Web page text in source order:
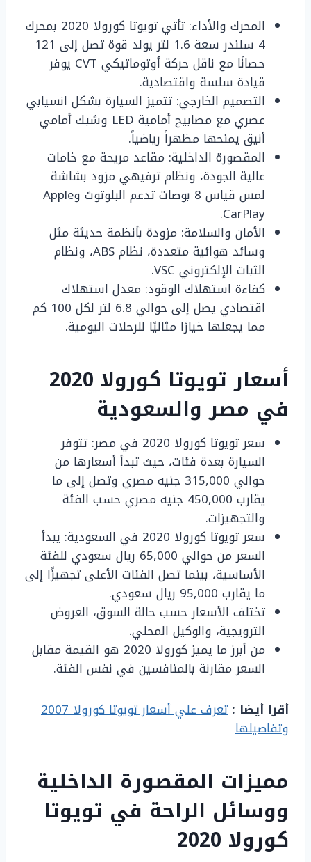
المحرك والأداء: تأتي تويوتا كورولا 2020 بمحرك
4 سلندر سعة 1.6 لتر يولد قوة تصل إلى 121
حصانًا مع ناقل حركة أوتوماتيكي CVT يوفر
قيادة سلسة واقتصادية.
التصميم الخارجي: تتميز السيارة بشكل انسيابي
عصري مع مصابيح أمامية LED وشبك أمامي
أنيق يمنحها مظهراً رياضياً.
المقصورة الداخلية: مقاعد مريحة مع خامات
عالية الجودة، ونظام ترفيهي مزود بشاشة
لمس قياس 8 بوصات تدعم البلوتوث وApple
CarPlay.
الأمان والسلامة: مزودة بأنظمة حديثة مثل
وسائد هوائية متعددة، نظام ABS، ونظام
الثبات الإلكتروني VSC.
كفاءة استهلاك الوقود: معدل استهلاك
اقتصادي يصل إلى حوالي 6.8 لتر لكل 100 كم
مما يجعلها خيارًا مثاليًا للرحلات اليومية.
أسعار تويوتا كورولا 2020
في مصر والسعودية
سعر تويوتا كورولا 2020 في مصر: تتوفر
السيارة بعدة فئات، حيث تبدأ أسعارها من
حوالي 315,000 جنيه مصري وتصل إلى ما
يقارب 450,000 جنيه مصري حسب الفئة
والتجهيزات.
سعر تويوتا كورولا 2020 في السعودية: يبدأ
السعر من حوالي 65,000 ريال سعودي للفئة
الأساسية، بينما تصل الفئات الأعلى تجهيزًا إلى
ما يقارب 95,000 ريال سعودي.
تختلف الأسعار حسب حالة السوق، العروض
الترويجية، والوكيل المحلي.
من أبرز ما يميز كورولا 2020 هو القيمة مقابل
السعر مقارنة بالمنافسين في نفس الفئة.
أقرا أيضا :
تعرف علي أسعار تويوتا كورولا 2007
وتفاصيلها
مميزات المقصورة الداخلية
ووسائل الراحة في تويوتا
كورولا 2020